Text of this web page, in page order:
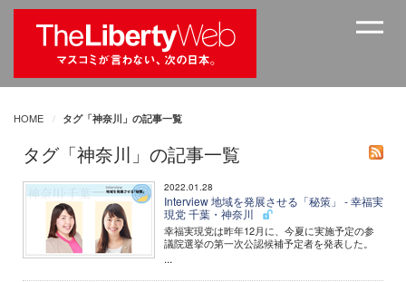
HOME タグ「神奈川」の記事一覧
タグ「神奈川」の記事一覧
2022.01.28
Interview 地域を発展させる「秘策」 - 幸福実
現党 千葉・神奈川
幸福実現党は昨年12月に、今夏に実施予定の参
議院選挙の第一次公認候補予定者を発表した。
...